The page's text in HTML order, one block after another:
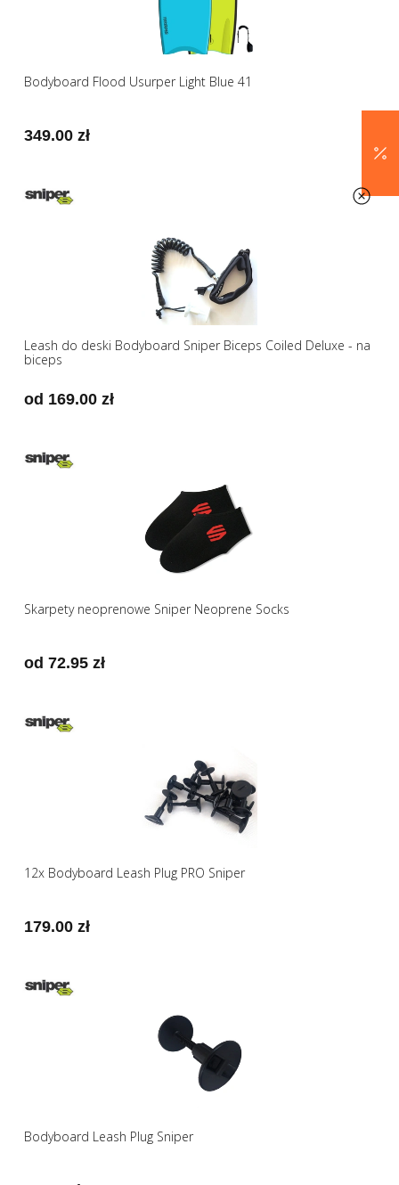
Bodyboard Flood Usurper Light Blue 41
349.00 zł
Leash do deski Bodyboard Sniper Biceps Coiled Deluxe - na
biceps
od 169.00 zł
Skarpety neoprenowe Sniper Neoprene Socks
od 72.95 zł
12x Bodyboard Leash Plug PRO Sniper
179.00 zł
Bodyboard Leash Plug Sniper